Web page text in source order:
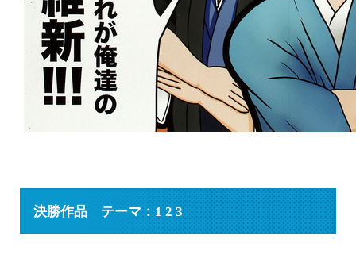
決勝作品 テーマ：1 2 3